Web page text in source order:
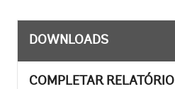
DOWNLOADS
COMPLETAR RELATÓRIO